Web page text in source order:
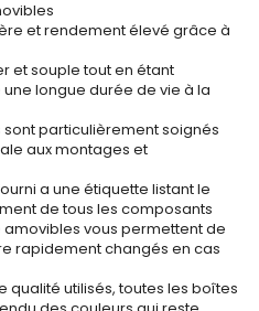
et rendement élevé grâce à
et souple tout en étant
longue durée de vie à la
sont particulièrement soignés
aux montages et
a une étiquette listant le
de tous les composants
amovibles vous permettent de
rapidement changés en cas
qualité utilisés, toutes les boîtes